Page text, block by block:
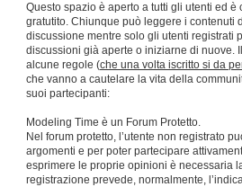
Questo spazio è aperto a tutti gli utenti ed è
gratutito. Chiunque può leggere i contenuti
discussione mentre solo gli utenti registrati
discussioni già aperte o iniziarne di nuove.
alcune regole (che una volta iscritto si da
che vanno a cautelare la vita della
suoi partecipanti:
Modeling Time è un Forum Protetto.
Nel forum protetto, l’utente non registrato
argomenti e per poter partecipare
esprimere le proprie opinioni è necessaria
registrazione prevede, normalmente,